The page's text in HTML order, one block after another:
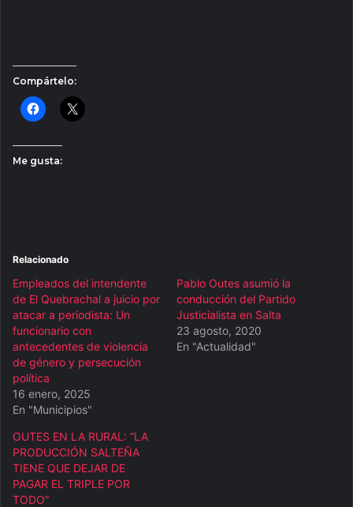
Compártelo:
Me gusta:
Relacionado
Empleados del intendente
de El Quebrachal a juicio por
atacar a periodista: Un
funcionario con
antecedentes de violencia
de género y persecución
política
16 enero, 2025
En "Municipios"
Pablo Outes asumió la
conducción del Partido
Justicialista en Salta
23 agosto, 2020
En "Actualidad"
OUTES EN LA RURAL: “LA
PRODUCCIÓN SALTEÑA
TIENE QUE DEJAR DE
PAGAR EL TRIPLE POR
TODO”